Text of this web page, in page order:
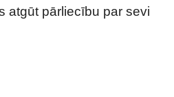
atgūt pārliecību par sevi